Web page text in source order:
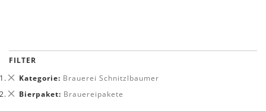
FILTER
Kategorie Brauerei Schnitzlbaumer
Dies
Bierpaket Brauereipakete
Dies